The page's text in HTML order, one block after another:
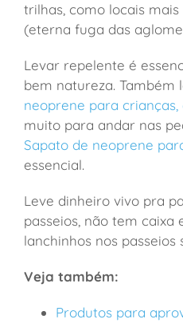
trilhas, como locais
(eterna fuga das
Levar repelente é
bem natureza. Também
neoprene para
muito para andar nas
Sapato de neoprene
essencial.
Leve dinheiro vivo pra
passeios, não tem caixa
lanchinhos nos passeios
Veja também:
Produtos para